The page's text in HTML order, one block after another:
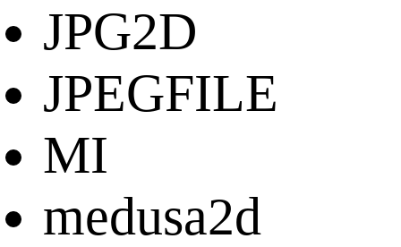
JPG2D
JPEGFILE
MI
medusa2d